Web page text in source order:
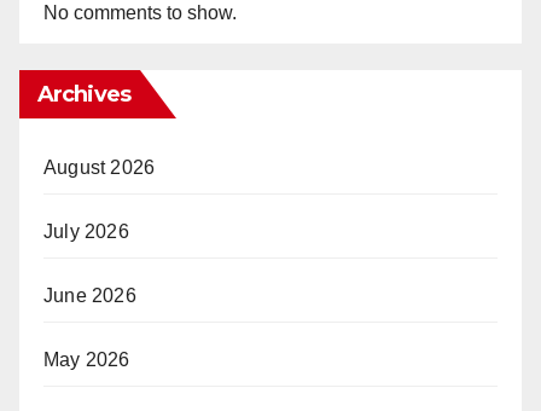
No comments to show.
Archives
August 2026
July 2026
June 2026
May 2026